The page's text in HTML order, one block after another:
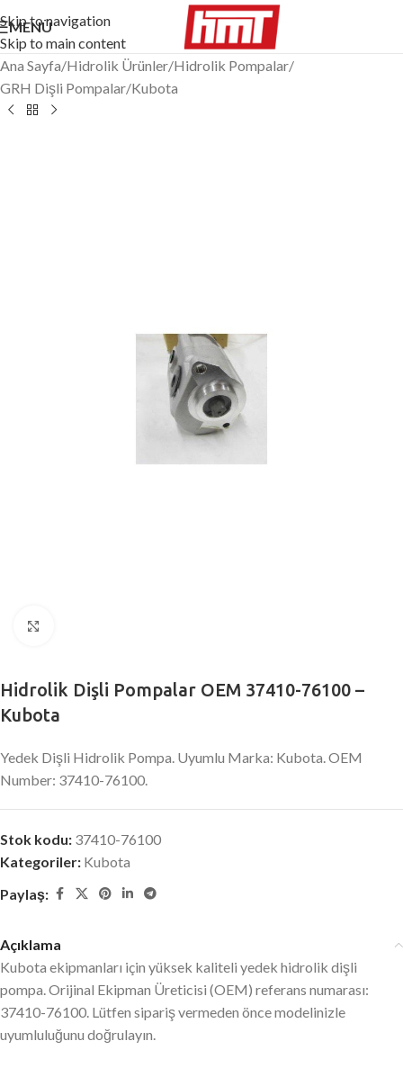
Skip to navigation
Skip to main content
MENÜ
Ana Sayfa/Hidrolik Ürünler/Hidrolik Pompalar/
GRH Dişli Pompalar/Kubota
Hidrolik Dişli Pompalar OEM 37410-76100 –
Kubota
Yedek Dişli Hidrolik Pompa. Uyumlu Marka: Kubota. OEM
Number: 37410-76100.
Stok kodu: 37410-76100
Kategoriler: Kubota
Paylaş:
Açıklama
Kubota ekipmanları için yüksek kaliteli yedek hidrolik dişli
pompa. Orijinal Ekipman Üreticisi (OEM) referans numarası:
37410-76100. Lütfen sipariş vermeden önce modelinizle
uyumluluğunu doğrulayın.